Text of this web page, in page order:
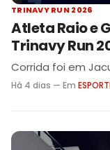
TRINAVY RUN 2026
Atleta Raio e
Trinavy Run
Corrida foi em
Há 4 dias — Em